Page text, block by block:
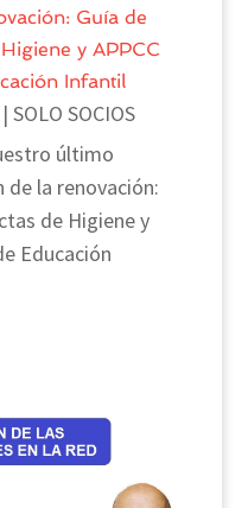
Guía de
y APPCC
Infantil
| SOLO SOCIOS
último
la renovación:
de Higiene y
Educación